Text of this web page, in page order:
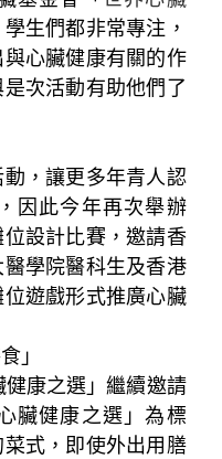
生們都非常專注，
心臟健康有關的作
次活動有助他們了
，讓更多年青人認
因此今年再次舉辦
位設計比賽，邀請香
學院醫科生及香港
遊戲形式推廣心臟
」
康之選」繼續邀請
臟健康之選」為標
式，即使外出用膳